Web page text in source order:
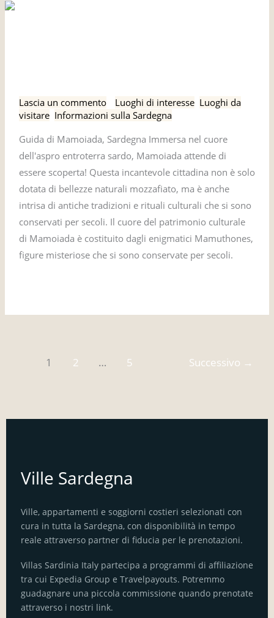
Lascia un commento Luoghi di interesse, Luoghi da
visitare, Informazioni sulla Sardegna
Guida di Mamoiada, Sardegna Immersa nel cuore
dell'aspro entroterra sardo, Mamoiada attende di
essere scoperta! Questa incantevole cittadina non è solo
dotata di bellezze naturali mozzafiato, ma è anche
intrisa di antiche tradizioni e rituali culturali che si sono
conservati per secoli. Il cuore del patrimonio culturale
di Mamoiada è costituito dagli enigmatici Mamuthones,
figure misteriose che si sono conservate per secoli.
1 2 … 5 Successivo →
Ville Sardegna
Ville, appartamenti e soggiorni costieri selezionati con
cura in tutta la Sardegna, con disponibilità in tempo
reale attraverso partner di fiducia per le prenotazioni.
Villas Sardinia Italy partecipa a programmi di affiliazione
tra cui Expedia Group e Travelpayouts. Potremmo
guadagnare una piccola commissione quando prenotate
attraverso i nostri link.